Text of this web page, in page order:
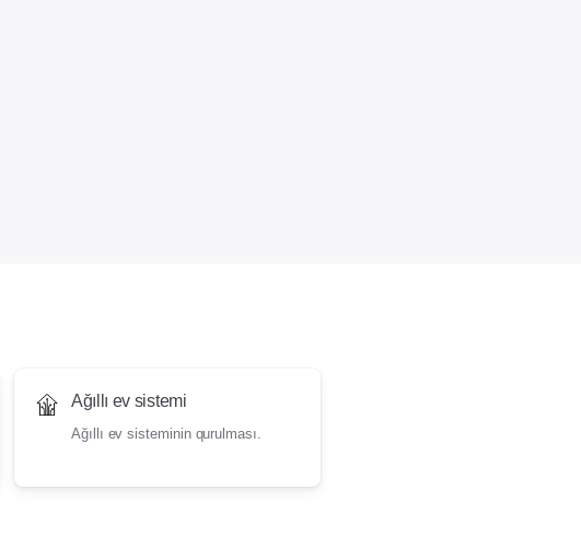
Ağıllı ev sistemi
Ağıllı ev sisteminin qurulması.